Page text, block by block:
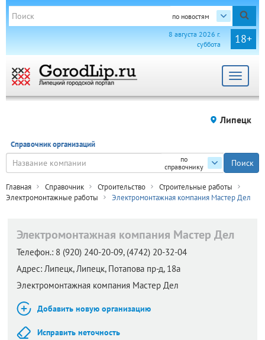
по новостям
18+
8 августа 2026 г.
суббота
Toggle
Липецк
Справочник организаций
по
справочнику
Главная Справочник Строительство
Строительные работы
Электромонтажные работы
Электромонтажная компания Мастер Дел
Электромонтажная компания Мастер Дел
Телефон.: 8 (920) 240-20-09, (4742) 20-32-04
Адрес: Липецк,Липецк, Потапова пр-д, 18а
Электромонтажная компания Мастер Дел
Добавить новую организацию
Исправить неточность